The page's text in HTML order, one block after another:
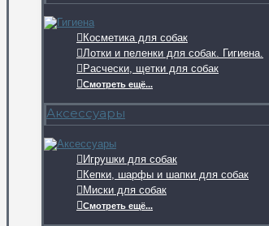
Косметика для собак
Лотки и пеленки для собак. Гигиена.
Расчески, щетки для собак
Смотреть ещё...
Аксессуары
Игрушки для собак
Кепки, шарфы и шапки для собак
Миски для собак
Смотреть ещё...